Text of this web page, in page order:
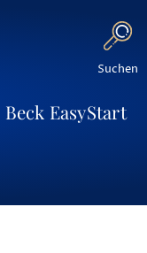
Beck EasyStart
Suchen